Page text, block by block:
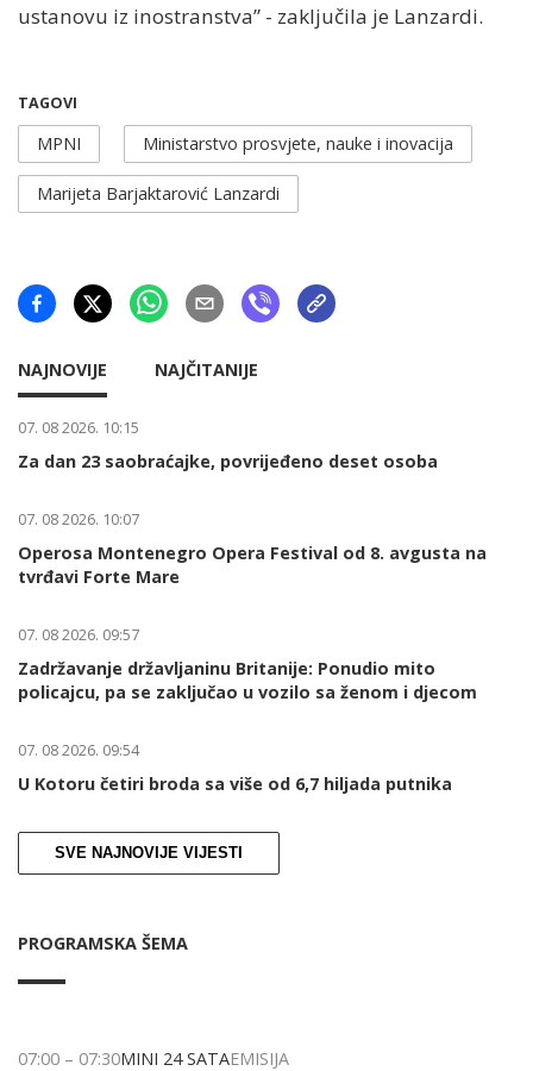
ustanovu iz inostranstva” - zaključila je Lanzardi.
TAGOVI
MPNI Ministarstvo prosvjete, nauke i inovacija
Marijeta Barjaktarović Lanzardi
NAJNOVIJE NAJČITANIJE
07. 08 2026. 10:15
Za dan 23 saobraćajke, povrijeđeno deset osoba
07. 08 2026. 10:07
Operosa Montenegro Opera Festival od 8. avgusta na
tvrđavi Forte Mare
07. 08 2026. 09:57
Zadržavanje državljaninu Britanije: Ponudio mito
policajcu, pa se zaključao u vozilo sa ženom i djecom
07. 08 2026. 09:54
U Kotoru četiri broda sa više od 6,7 hiljada putnika
SVE NAJNOVIJE VIJESTI
PROGRAMSKA ŠEMA
07:00 – 07:30MINI 24 SATAEMISIJA